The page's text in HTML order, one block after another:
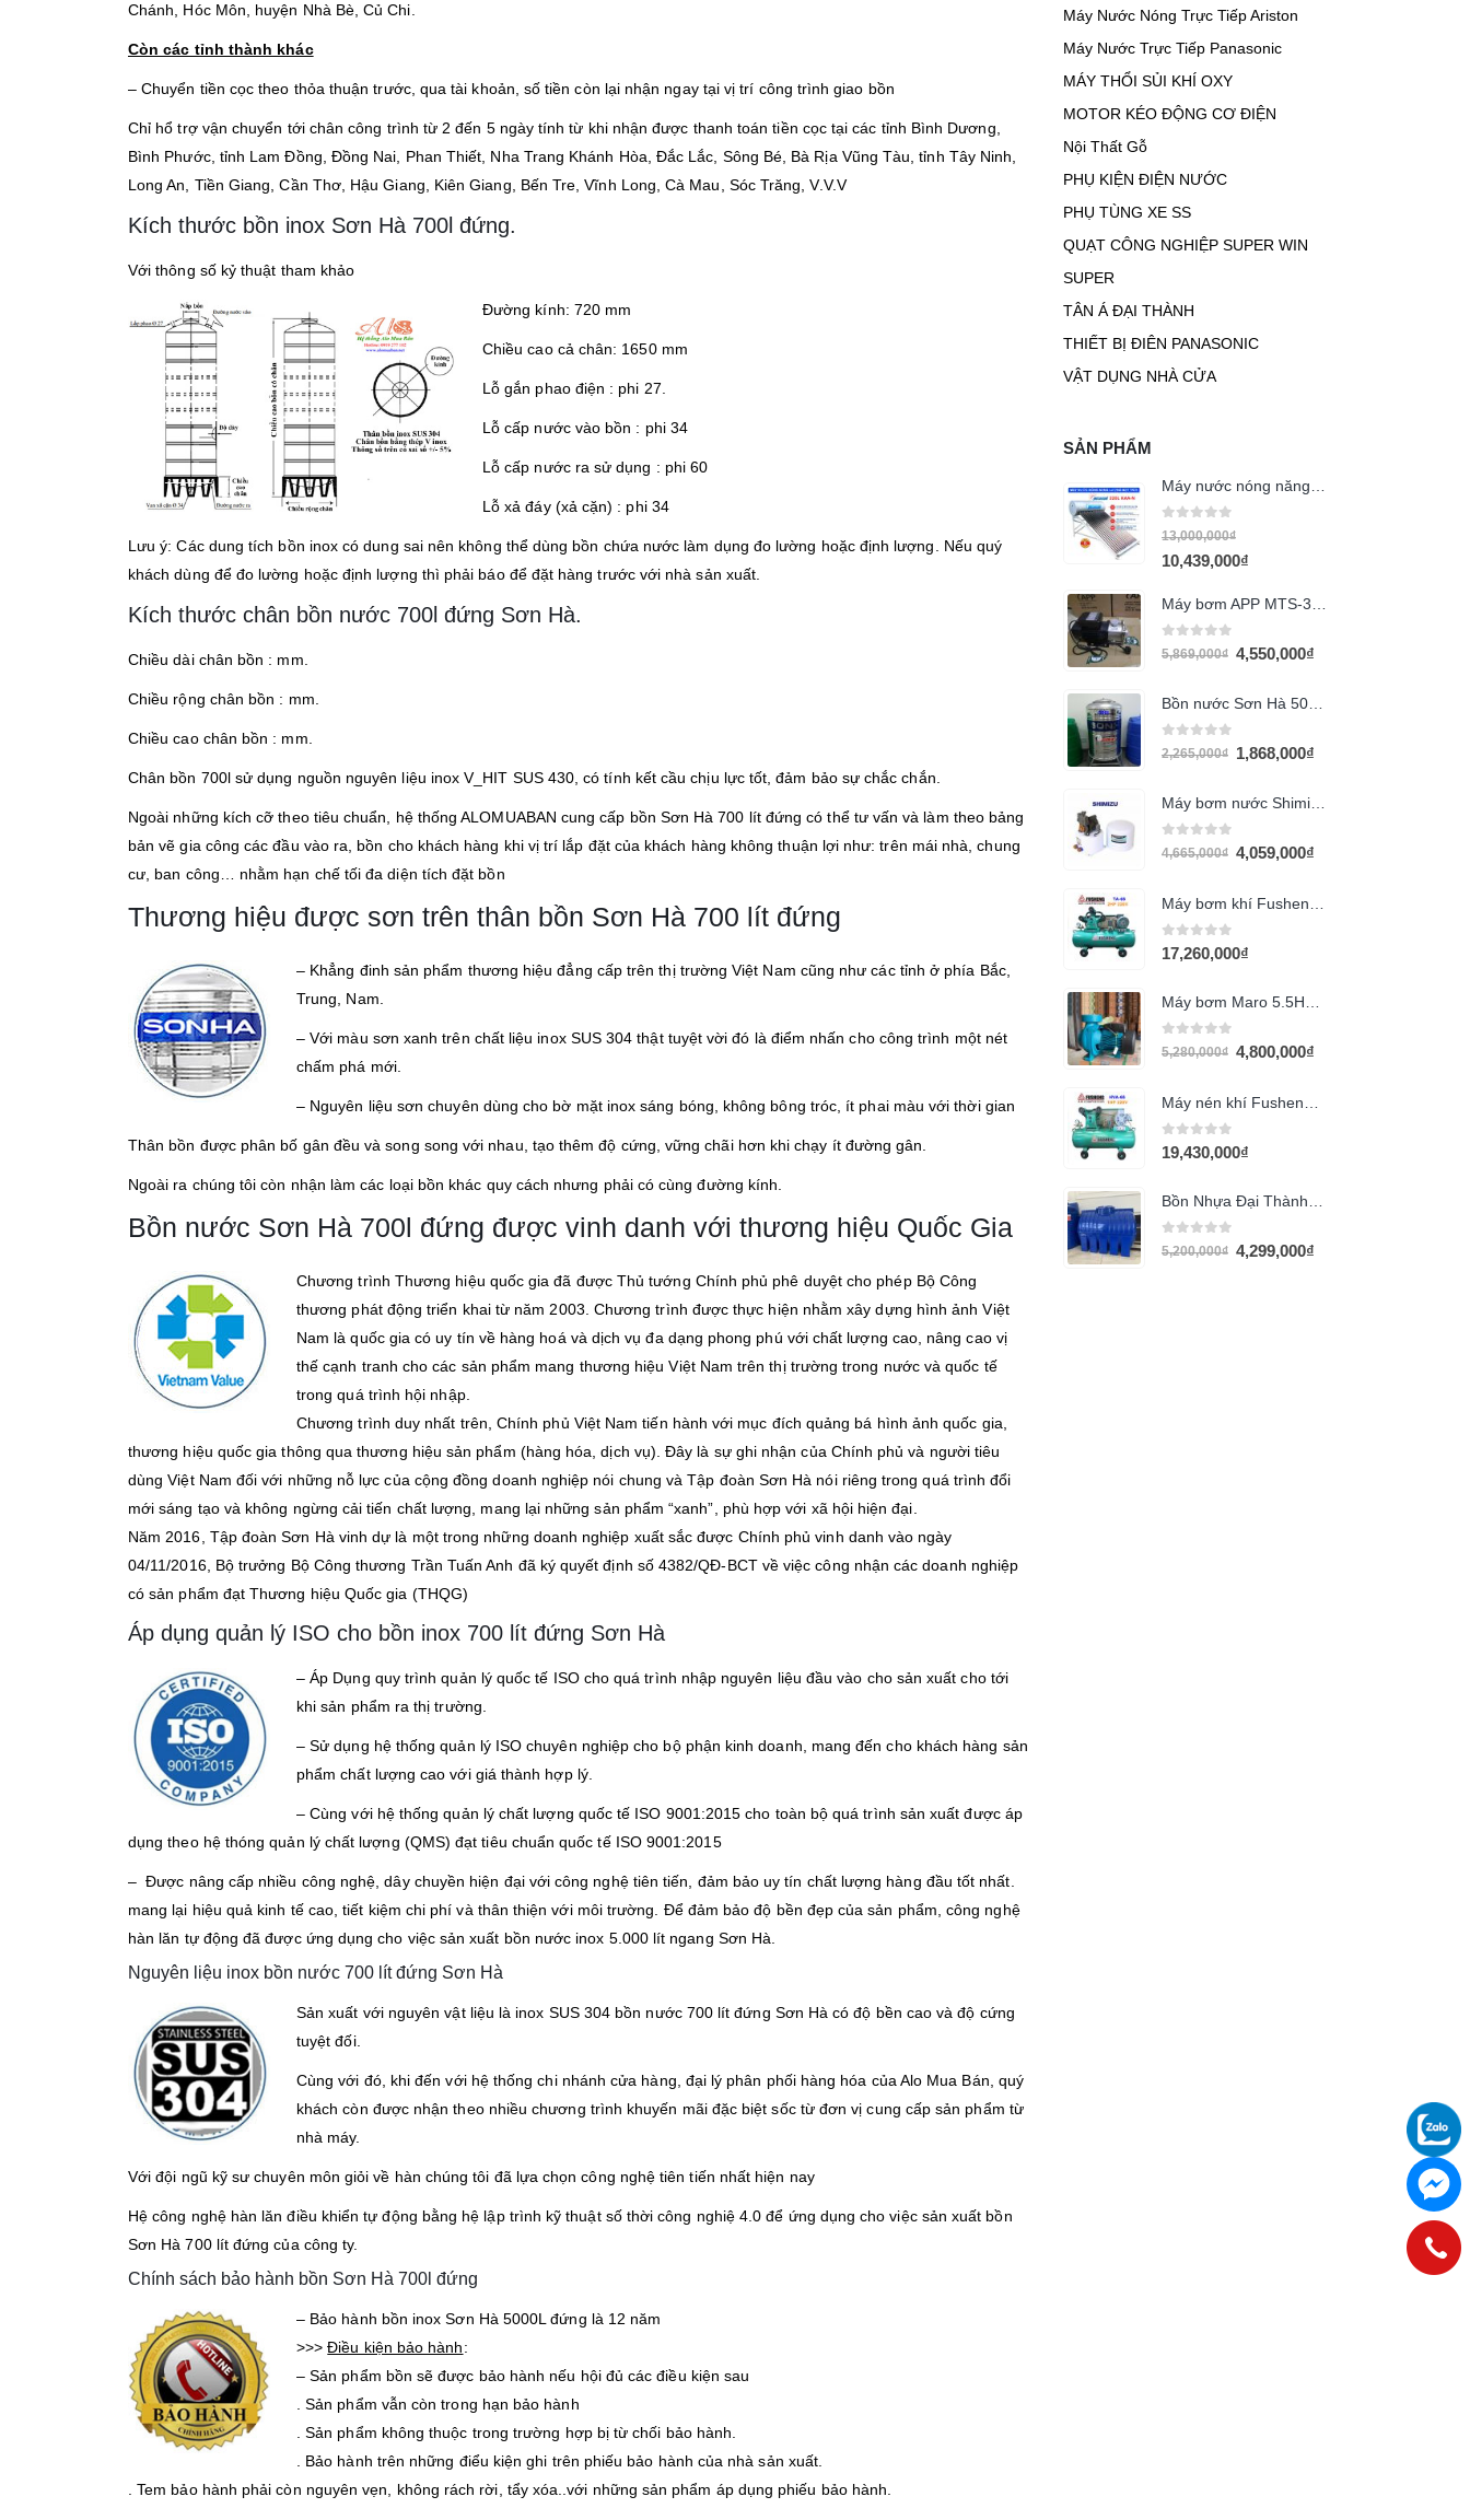
Chánh, Hóc Môn, huyện Nhà Bè, Củ Chi.
Còn các tỉnh thành khác
– Chuyển tiền cọc theo thỏa thuận trước, qua tài khoản, số tiền còn lại nhận ngay tại vị trí công trình giao bồn
Chỉ hổ trợ vận chuyển tới chân công trình từ 2 đến 5 ngày tính từ khi nhận được thanh toán tiền cọc tại các tỉnh Bình Dương,
Bình Phước, tỉnh Lam Đồng, Đồng Nai, Phan Thiết, Nha Trang Khánh Hòa, Đắc Lắc, Sông Bé, Bà Rịa Vũng Tàu, tỉnh Tây Ninh,
Long An, Tiền Giang, Cần Thơ, Hậu Giang, Kiên Giang, Bến Tre, Vĩnh Long, Cà Mau, Sóc Trăng, V.V.V
Kích thước bồn inox Sơn Hà 700l đứng.
Với thông số kỷ thuật tham khảo
Đường kính: 720 mm
Chiều cao cả chân: 1650 mm
Lỗ gắn phao điện : phi 27.
Lỗ cấp nước vào bồn : phi 34
Lỗ cấp nước ra sử dụng : phi 60
Lỗ xả đáy (xả cặn) : phi 34
Lưu ý: Các dung tích bồn inox có dung sai nên không thể dùng bồn chứa nước làm dụng đo lường hoặc định lượng. Nếu quý
khách dùng để đo lường hoặc định lượng thì phải báo để đặt hàng trước với nhà sản xuất.
Kích thước chân bồn nước 700l đứng Sơn Hà.
Chiều dài chân bồn : mm.
Chiều rộng chân bồn : mm.
Chiều cao chân bồn : mm.
Chân bồn 700l sử dụng nguồn nguyên liệu inox V_HIT SUS 430, có tính kết cầu chịu lực tốt, đảm bảo sự chắc chắn.
Ngoài những kích cỡ theo tiêu chuẩn, hệ thống ALOMUABAN cung cấp bồn Sơn Hà 700 lít đứng có thể tư vấn và làm theo bảng
bản vẽ gia công các đầu vào ra, bồn cho khách hàng khi vị trí lắp đặt của khách hàng không thuận lợi như: trên mái nhà, chung
cư, ban công… nhằm hạn chế tối đa diện tích đặt bồn
Thương hiệu được sơn trên thân bồn Sơn Hà 700 lít đứng
– Khẳng đinh sản phẩm thương hiệu đẳng cấp trên thị trường Việt Nam cũng như các tỉnh ở phía Bắc,
Trung, Nam.
– Với màu sơn xanh trên chất liệu inox SUS 304 thật tuyệt vời đó là điểm nhấn cho công trình một nét
chấm phá mới.
– Nguyên liệu sơn chuyên dùng cho bờ mặt inox sáng bóng, không bông tróc, ít phai màu với thời gian
Thân bồn được phân bố gân đều và song song với nhau, tạo thêm độ cứng, vững chãi hơn khi chạy ít đường gân.
Ngoài ra chúng tôi còn nhận làm các loại bồn khác quy cách nhưng phải có cùng đường kính.
Bồn nước Sơn Hà 700l đứng được vinh danh với thương hiệu Quốc Gia
Chương trình Thương hiệu quốc gia đã được Thủ tướng Chính phủ phê duyệt cho phép Bộ Công
thương phát động triển khai từ năm 2003. Chương trình được thực hiện nhằm xây dựng hình ảnh Việt
Nam là quốc gia có uy tín về hàng hoá và dịch vụ đa dạng phong phú với chất lượng cao, nâng cao vị
thế cạnh tranh cho các sản phẩm mang thương hiệu Việt Nam trên thị trường trong nước và quốc tế
trong quá trình hội nhập.
Chương trình duy nhất trên, Chính phủ Việt Nam tiến hành với mục đích quảng bá hình ảnh quốc gia,
thương hiệu quốc gia thông qua thương hiệu sản phẩm (hàng hóa, dịch vụ). Đây là sự ghi nhận của Chính phủ và người tiêu
dùng Việt Nam đối với những nỗ lực của cộng đồng doanh nghiệp nói chung và Tập đoàn Sơn Hà nói riêng trong quá trình đổi
mới sáng tạo và không ngừng cải tiến chất lượng, mang lại những sản phẩm “xanh”, phù hợp với xã hội hiện đại.
Năm 2016, Tập đoàn Sơn Hà vinh dự là một trong những doanh nghiệp xuất sắc được Chính phủ vinh danh vào ngày
04/11/2016, Bộ trưởng Bộ Công thương Trần Tuấn Anh đã ký quyết định số 4382/QĐ-BCT về việc công nhận các doanh nghiệp
có sản phẩm đạt Thương hiệu Quốc gia (THQG)
Áp dụng quản lý ISO cho bồn inox 700 lít đứng Sơn Hà
– Áp Dụng quy trình quản lý quốc tế ISO cho quá trình nhập nguyên liệu đầu vào cho sản xuất cho tới
khi sản phẩm ra thị trường.
– Sử dụng hệ thống quản lý ISO chuyên nghiệp cho bộ phận kinh doanh, mang đến cho khách hàng sản
phẩm chất lượng cao với giá thành hợp lý.
– Cùng với hệ thống quản lý chất lượng quốc tế ISO 9001:2015 cho toàn bộ quá trình sản xuất được áp
dụng theo hệ thóng quản lý chất lượng (QMS) đạt tiêu chuẩn quốc tế ISO 9001:2015
– Được nâng cấp nhiều công nghệ, dây chuyền hiện đại với công nghệ tiên tiến, đảm bảo uy tín chất lượng hàng đầu tốt nhất.
mang lại hiệu quả kinh tế cao, tiết kiệm chi phí và thân thiện với môi trường. Để đảm bảo độ bền đẹp của sản phẩm, công nghệ
hàn lăn tự động đã được ứng dụng cho việc sản xuất bồn nước inox 5.000 lít ngang Sơn Hà.
Nguyên liệu inox bồn nước 700 lít đứng Sơn Hà
Sản xuất với nguyên vật liệu là inox SUS 304 bồn nước 700 lít đứng Sơn Hà có độ bền cao và độ cứng
tuyệt đối.
Cùng với đó, khi đến với hệ thống chi nhánh cửa hàng, đại lý phân phối hàng hóa của Alo Mua Bán, quý
khách còn được nhận theo nhiều chương trình khuyến mãi đặc biệt sốc từ đơn vị cung cấp sản phẩm từ
nhà máy.
Với đội ngũ kỹ sư chuyên môn giỏi về hàn chúng tôi đã lựa chọn công nghệ tiên tiến nhất hiện nay
Hệ công nghệ hàn lăn điều khiển tự động bằng hệ lập trình kỹ thuật số thời công nghiệ 4.0 để ứng dụng cho việc sản xuất bồn
Sơn Hà 700 lít đứng của công ty.
Chính sách bảo hành bồn Sơn Hà 700l đứng
– Bảo hành bồn inox Sơn Hà 5000L đứng là 12 năm
>>>Điều kiện bảo hành:
– Sản phẩm bồn sẽ được bảo hành nếu hội đủ các điều kiện sau
. Sản phẩm vẫn còn trong hạn bảo hành
. Sản phẩm không thuộc trong trường hợp bị từ chối bảo hành.
. Bảo hành trên những điểu kiện ghi trên phiếu bảo hành của nhà sản xuất.
. Tem bảo hành phải còn nguyên vẹn, không rách rời, tẩy xóa..với những sản phẩm áp dụng phiếu bảo hành.
Máy Nước Nóng Trực Tiếp Ariston
Máy Nước Trực Tiếp Panasonic
MÁY THỔI SỦI KHÍ OXY
MOTOR KÉO ĐỘNG CƠ ĐIỆN
Nội Thất Gỗ
PHỤ KIỆN ĐIỆN NƯỚC
PHỤ TÙNG XE SS
QUẠT CÔNG NGHIỆP SUPER WIN
SUPER
TÂN Á ĐẠI THÀNH
THIẾT BỊ ĐIÊN PANASONIC
VẬT DỤNG NHÀ CỬA
SẢN PHẨM
0 out of 5
13,000,000₫
10,439,000₫
0 out of 5
5,869,000₫ 4,550,000₫
0 out of 5
2,265,000₫ 1,868,000₫
0 out of 5
4,665,000₫ 4,059,000₫
0out of 5
17,260,000₫
0 out of 5
5,280,000₫ 4,800,000₫
0 out of 5
19,430,000₫
0 out of 5
5,200,000₫ 4,299,000₫